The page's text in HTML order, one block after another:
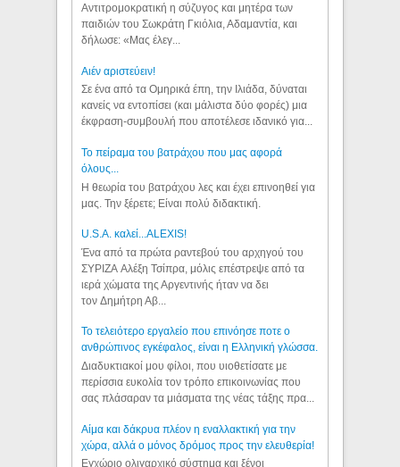
Αντιτρομοκρατική η σύζυγος και μητέρα των
παιδιών του Σωκράτη Γκιόλια, Αδαμαντία, και
δήλωσε: «Μας έλεγ...
Aιέν αριστεύειν!
Σε ένα από τα Ομηρικά έπη, την Ιλιάδα, δύναται
κανείς να εντοπίσει (και μάλιστα δύο φορές) μια
έκφραση-συμβουλή που αποτέλεσε ιδανικό για...
Το πείραμα του βατράχου που μας αφορά
όλους...
Η θεωρία του βατράχου λες και έχει επινοηθεί για
μας. Την ξέρετε; Είναι πολύ διδακτική.
U.S.A. καλεί...ALEXIS!
Ένα από τα πρώτα ραντεβού του αρχηγού του
ΣΥΡΙΖΑ Αλέξη Τσίπρα, μόλις επέστρεψε από τα
ιερά χώματα της Αργεντινής ήταν να δει
τον Δημήτρη Αβ...
Το τελειότερο εργαλείο που επινόησε ποτε ο
ανθρώπινος εγκέφαλος, είναι η Ελληνική γλώσσα.
Διαδυκτιακοί μου φίλοι, που υιοθετίσατε με
περίσσια ευκολία τον τρόπο επικοινωνίας που
σας πλάσαραν τα μιάσματα της νέας τάξης πρα...
Αίμα και δάκρυα πλέον η εναλλακτική για την
χώρα, αλλά ο μόνος δρόμος προς την ελευθερία!
Εγχώριο ολιγαρχικό σύστημα και ξένοι